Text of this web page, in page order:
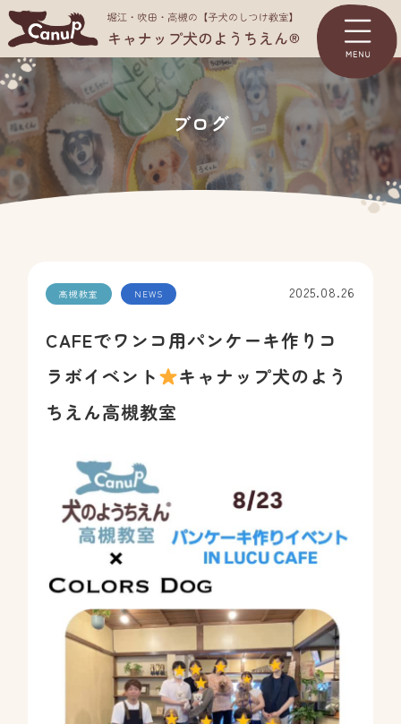
TOP
ようちえんについて
コース＆料金一覧
ジュニアパーティー
お客様の声
よくあるご質問
店舗紹介
堀江教室
吹田教室
高槻教室
ブログ
高槻教室 NEWS 2025.08.26
CAFEでワンコ用パンケーキ作りコ
ラボイベント
キャナップ犬のよう
ちえん高槻教室